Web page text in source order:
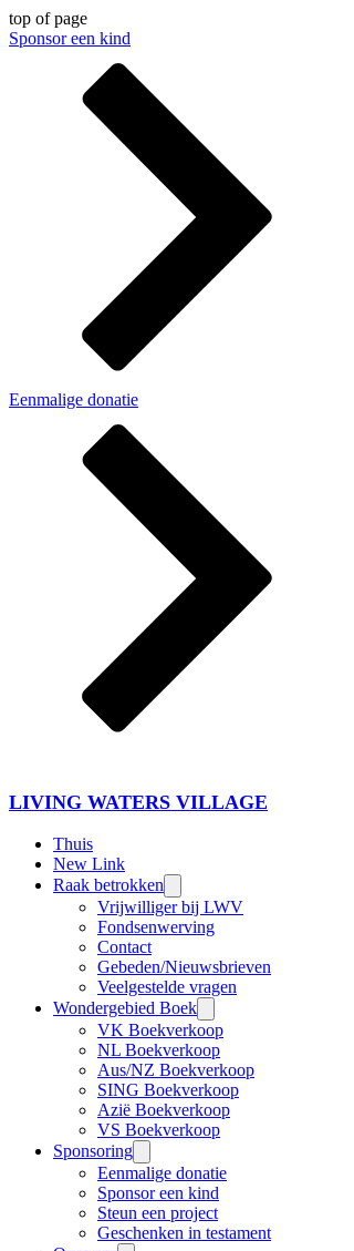
top of page
Sponsor een kind
Eenmalige donatie
LIVING WATERS VILLAGE
Thuis
New Link
Raak betrokken
Vrijwilliger bij LWV
Fondsenwerving
Contact
Gebeden/Nieuwsbrieven
Veelgestelde vragen
Wondergebied Boek
VK Boekverkoop
NL Boekverkoop
Aus/NZ Boekverkoop
SING Boekverkoop
Azië Boekverkoop
VS Boekverkoop
Sponsoring
Eenmalige donatie
Sponsor een kind
Steun een project
Geschenken in testament